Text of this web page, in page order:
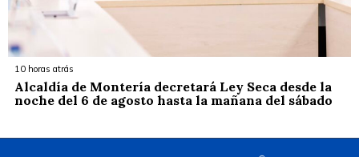
10 horas atrás
Alcaldía de Montería decretará Ley Seca desde la
noche del 6 de agosto hasta la mañana del sábado